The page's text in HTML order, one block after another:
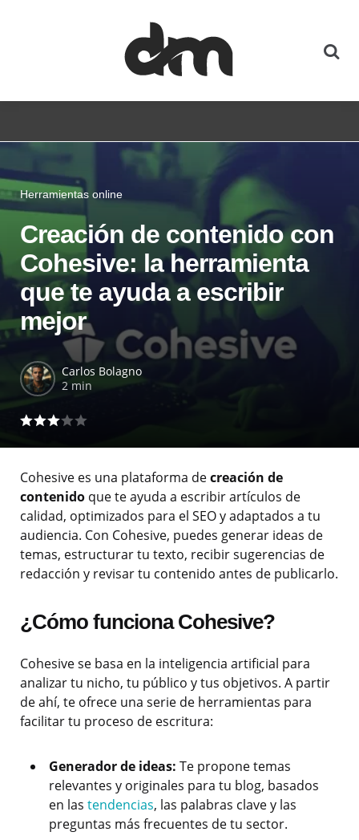
Herramientas online
Creación de contenido con
Cohesive: la herramienta
que te ayuda a escribir
mejor
Carlos Bolagno
2 min
Cohesive es una plataforma decreación de
contenido que te ayuda a escribir artículos de
calidad, optimizados para el SEO y adaptados a tu
audiencia. Con Cohesive, puedes generar ideas de
temas, estructurar tu texto, recibir sugerencias de
redacción y revisar tu contenido antes de publicarlo.
¿Cómo funciona Cohesive?
Cohesive se basa en la inteligencia artificial para
analizar tu nicho, tu público y tus objetivos. A partir
de ahí, te ofrece una serie de herramientas para
facilitar tu proceso de escritura:
Generador de ideas: Te propone temas
relevantes y originales para tu blog, basados
en las tendencias, las palabras clave y las
preguntas más frecuentes de tu sector.